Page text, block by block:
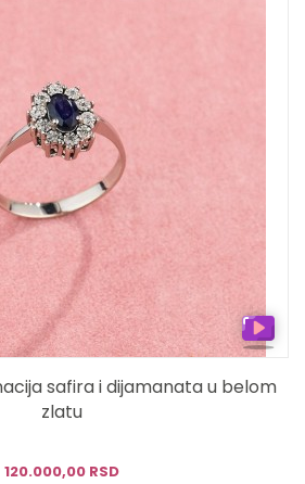
safira i dijamanata u belom
zlatu
120.000,00 RSD